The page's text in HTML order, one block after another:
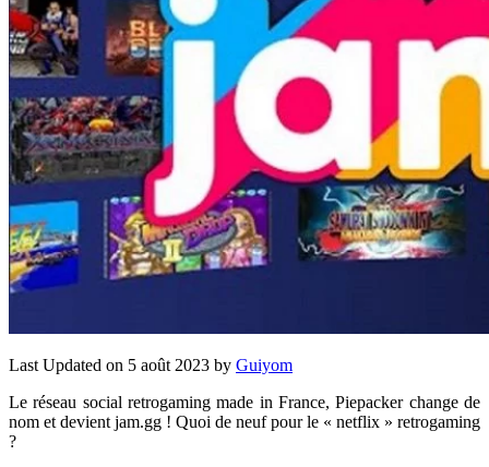
Last Updated on 5 août 2023 by Guiyom
Le réseau social retrogaming made in France, Piepacker change de
nom et devient jam.gg ! Quoi de neuf pour le « netflix » retrogaming
?